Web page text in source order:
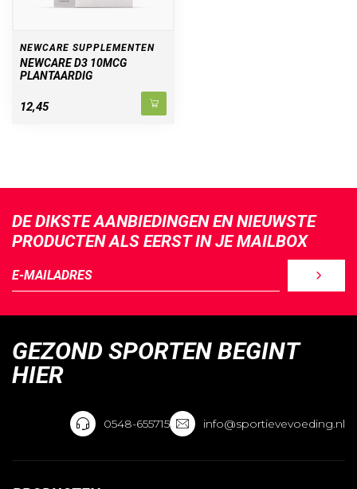
NEWCARE SUPPLEMENTEN
NEWCARE D3 10MCG
PLANTAARDIG
12,45
DE DIKSTE AANBIEDINGEN EN NIEUWSTE
PRODUCTEN ALS EERST IN JE MAILBOX
GEZOND SPORTEN BEGINT
HIER
0548-655715 info@sportievevoeding.nl